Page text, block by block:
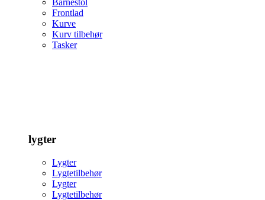
Barnestol
Frontlad
Kurve
Kurv tilbehør
Tasker
lygter
Lygter
Lygtetilbehør
Lygter
Lygtetilbehør